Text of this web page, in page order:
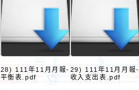
28) 111年11月月報-
平衡表.pdf
29) 111年11月月報-
收入支出表.pdf